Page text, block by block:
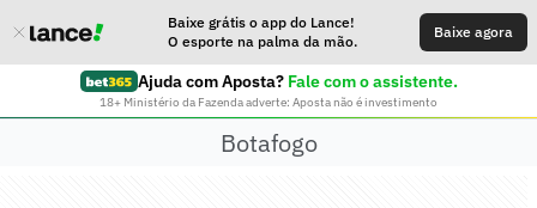
Baixe grátis o app do Lance!
O esporte na palma da mão.
Baixe agora
Ajuda com Aposta? Fale com o assistente.
18+ Ministério da Fazenda adverte: Aposta não é investimento
Botafogo